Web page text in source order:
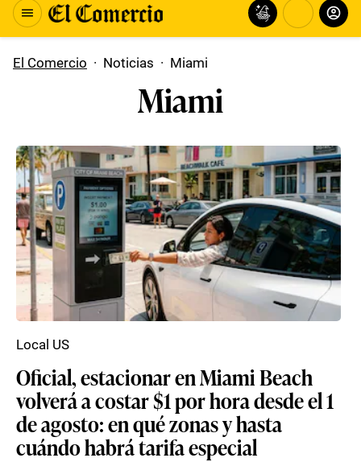
El Comercio · Noticias · Miami
Miami
Oficial, estacionar en Miami Beach
volverá a costar $1 por hora desde el 1
de agosto: en qué zonas y hasta
cuándo habrá tarifa especial
Local US